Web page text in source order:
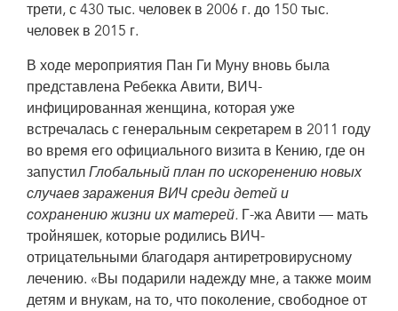
трети, с 430 тыс. человек в 2006 г. до 150 тыс.
человек в 2015 г.
В ходе мероприятия Пан Ги Муну вновь была
представлена Ребекка Авити, ВИЧ-
инфицированная женщина, которая уже
встречалась с генеральным секретарем в 2011 году
во время его официального визита в Кению, где он
запустил Глобальный план по искоренению новых
случаев заражения ВИЧ среди детей и
сохранению жизни их матерей. Г-жа Авити — мать
тройняшек, которые родились ВИЧ-
отрицательными благодаря антиретровирусному
лечению. «Вы подарили надежду мне, а также моим
детям и внукам, на то, что поколение, свободное от